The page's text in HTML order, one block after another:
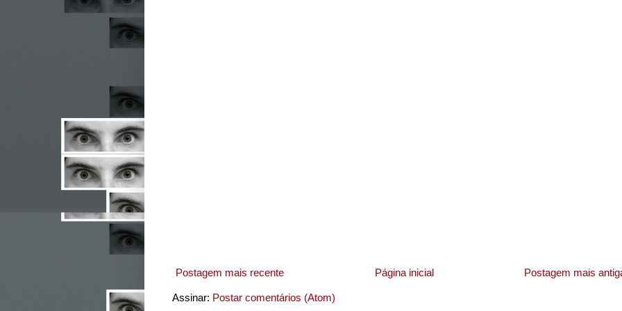
Postagem mais recente Postagem mais
Página inicial
Assinar: Postar comentários (Atom)